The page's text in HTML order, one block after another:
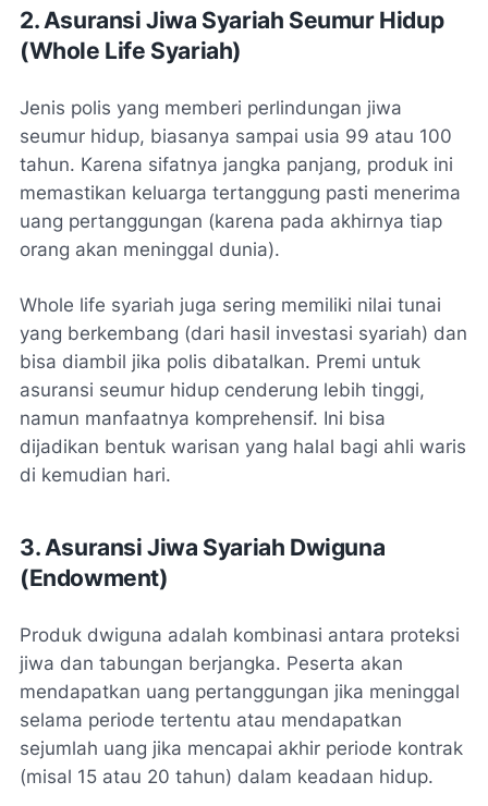
2. Asuransi Jiwa Syariah Seumur Hidup
(Whole Life Syariah)
Jenis polis yang memberi perlindungan jiwa
seumur hidup, biasanya sampai usia 99 atau 100
tahun. Karena sifatnya jangka panjang, produk ini
memastikan keluarga tertanggung pasti menerima
uang pertanggungan (karena pada akhirnya tiap
orang akan meninggal dunia).
Whole life syariah juga sering memiliki nilai tunai
yang berkembang (dari hasil investasi syariah) dan
bisa diambil jika polis dibatalkan. Premi untuk
asuransi seumur hidup cenderung lebih tinggi,
namun manfaatnya komprehensif. Ini bisa
dijadikan bentuk warisan yang halal bagi ahli waris
di kemudian hari.
3. Asuransi Jiwa Syariah Dwiguna
(Endowment)
Produk dwiguna adalah kombinasi antara proteksi
jiwa dan tabungan berjangka. Peserta akan
mendapatkan uang pertanggungan jika meninggal
selama periode tertentu atau mendapatkan
sejumlah uang jika mencapai akhir periode kontrak
(misal 15 atau 20 tahun) dalam keadaan hidup.